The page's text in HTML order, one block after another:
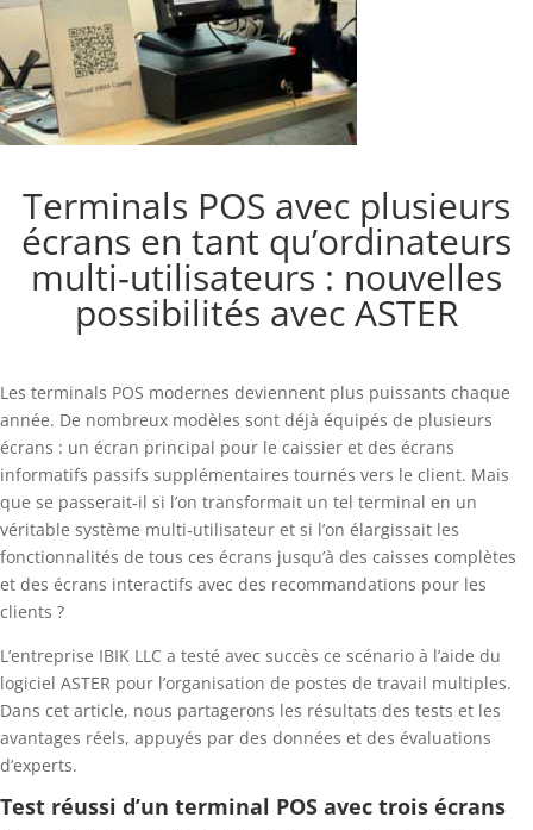
Terminals POS avec plusieurs
écrans en tant qu’ordinateurs
multi‑utilisateurs : nouvelles
possibilités avec ASTER
Les terminals POS modernes deviennent plus puissants chaque
année. De nombreux modèles sont déjà équipés de plusieurs
écrans : un écran principal pour le caissier et des écrans
informatifs passifs supplémentaires tournés vers le client. Mais
que se passerait‑il si l’on transformait un tel terminal en un
véritable système multi‑utilisateur et si l’on élargissait les
fonctionnalités de tous ces écrans jusqu’à des caisses complètes
et des écrans interactifs avec des recommandations pour les
clients ?
L’entreprise IBIK LLC a testé avec succès ce scénario à l’aide du
logiciel ASTER pour l’organisation de postes de travail multiples.
Dans cet article, nous partagerons les résultats des tests et les
avantages réels, appuyés par des données et des évaluations
d’experts.
Test réussi d’un terminal POS avec trois écrans